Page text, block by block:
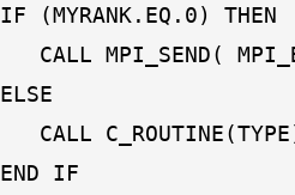
IF (MYRANK.EQ.0) THEN
ELSE